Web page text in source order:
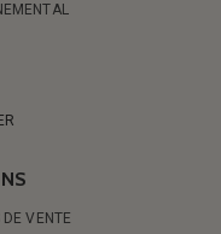
VENTE